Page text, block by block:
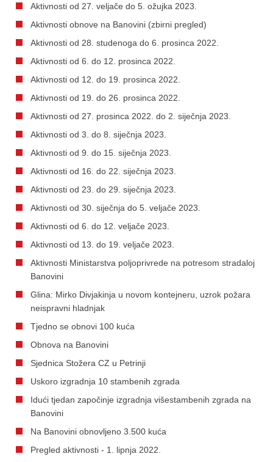
Aktivnosti od 27. veljače do 5. ožujka 2023.
Aktivnosti obnove na Banovini (zbirni pregled)
Aktivnosti od 28. studenoga do 6. prosinca 2022.
Aktivnosti od 6. do 12. prosinca 2022.
Aktivnosti od 12. do 19. prosinca 2022.
Aktivnosti od 19. do 26. prosinca 2022.
Aktivnosti od 27. prosinca 2022. do 2. siječnja 2023.
Aktivnosti od 3. do 8. siječnja 2023.
Aktivnosti od 9. do 15. siječnja 2023.
Aktivnosti od 16. do 22. siječnja 2023.
Aktivnosti od 23. do 29. siječnja 2023.
Aktivnosti od 30. siječnja do 5. veljače 2023.
Aktivnosti od 6. do 12. veljače 2023.
Aktivnosti od 13. do 19. veljače 2023.
Aktivnosti Ministarstva poljoprivrede na potresom stradaloj
Banovini
Glina: Mirko Divjakinja u novom kontejneru, uzrok požara
neispravni hladnjak
Tjedno se obnovi 100 kuća
Obnova na Banovini
Sjednica Stožera CZ u Petrinji
Uskoro izgradnja 10 stambenih zgrada
Idući tjedan započinje izgradnja višestambenih zgrada na
Banovini
Na Banovini obnovljeno 3.500 kuća
Pregled aktivnosti - 1. lipnja 2022.